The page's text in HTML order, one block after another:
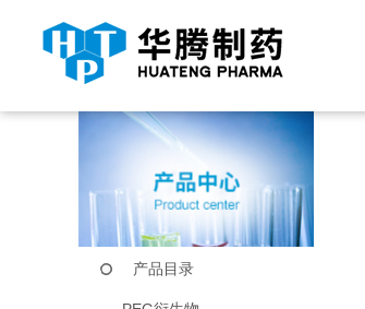
当前位置： 首页 产品中心
产品目录